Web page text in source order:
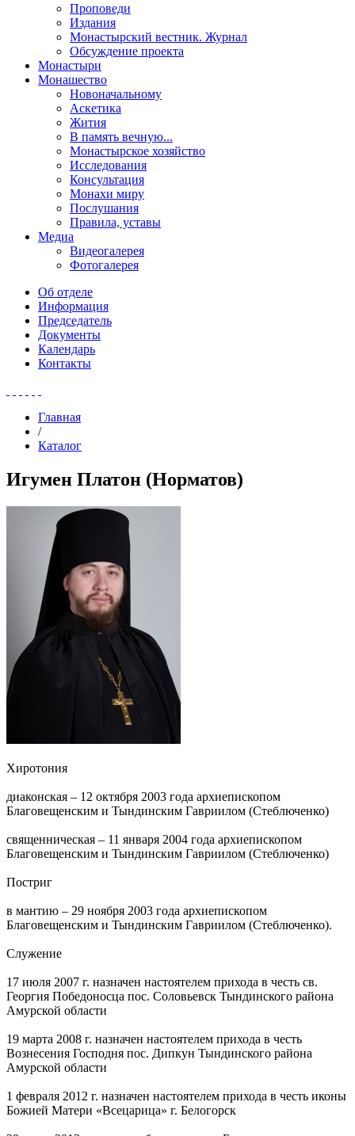
Проповеди
Издания
Монастырский вестник. Журнал
Обсуждение проекта
Монастыри
Монашество
Новоначальному
Аскетика
Жития
В память вечную...
Монастырское хозяйство
Исследования
Консультация
Монахи миру
Послушания
Правила, уставы
Медиа
Видеогалерея
Фотогалерея
Об отделе
Информация
Председатель
Документы
Календарь
Контакты
Главная
/
Каталог
Игумен Платон (Норматов)
Хиротония
диаконская – 12 октября 2003 года архиепископом
Благовещенским и Тындинским Гавриилом (Стеблюченко)
священническая – 11 января 2004 года архиепископом
Благовещенским и Тындинским Гавриилом (Стеблюченко)
Постриг
в мантию – 29 ноября 2003 года архиепископом
Благовещенским и Тындинским Гавриилом (Стеблюченко).
Служение
17 июля 2007 г. назначен настоятелем прихода в честь св.
Георгия Победоносца пос. Соловьевск Тындинского района
Амурской области
19 марта 2008 г. назначен настоятелем прихода в честь
Вознесения Господня пос. Дипкун Тындинского района
Амурской области
1 февраля 2012 г. назначен настоятелем прихода в честь иконы
Божией Матери «Всецарица» г. Белогорск